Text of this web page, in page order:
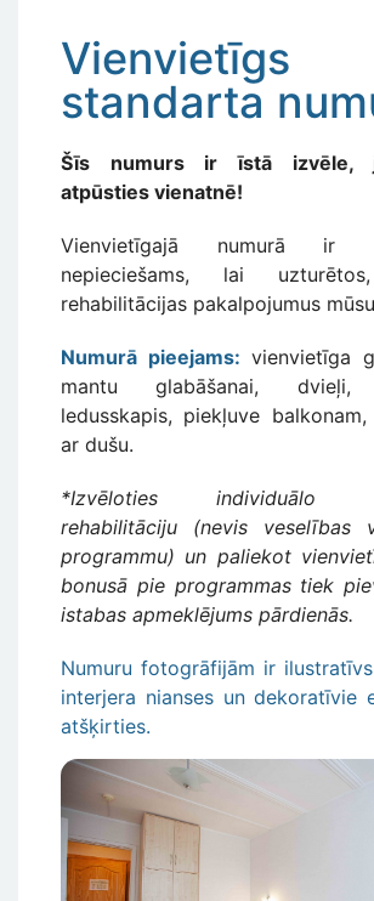
Vienvietīgs
standarta
Šīs numurs ir īstā izvēle,
atpūsties vienatnē!
Vienvietīgajā numurā ir
nepieciešams, lai
rehabilitācijas pakalpojumus
Numurā pieejams: vienvietīga
mantu glabāšanai, dvieļi,
ledusskapis, piekļuve
ar dušu.
*Izvēloties individuālo
rehabilitāciju (nevis veselības
programmu) un paliekot
bonusā pie programmas tiek
istabas apmeklējums pārdienās.
Numuru fotogrāfijām ir
interjera nianses un dekoratīvie
atšķirties.
Attēls